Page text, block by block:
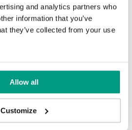
and analytics partners who
information that you’ve
they’ve collected from your use
Allow all
Customize
spracovania vašich osobných
nie je splnený iný účel
údajov na základe
v súvislosti s vykonávaním
vrátane profilovania.